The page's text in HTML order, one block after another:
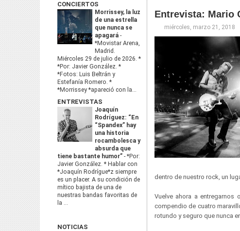
CONCIERTOS
Morrissey, la luz
de una estrella
que nunca se
apagará -
*Movistar Arena,
Madrid.
Miércoles 29 de julio de 2026. *
*Por: Javier González. *
*Fotos: Luis Beltrán y
Estefanía Romero. *
*Morrissey *apareció con la...
ENTREVISTAS
Joaquín
Rodríguez: “En
“Spandex” hay
una historia
rocambolesca y
absurda que
tiene bastante humor” -*Por:
Javier González. * Hablar con
*Joaquín Rodrígue*z siempre
es un placer. A su condición de
mítico bajista de una de
nuestras bandas favoritas de
la ...
NOTICIAS
Entrevista: Mario
miércoles, marzo 21, 2018
dentro de nuestro rock, un
Vuelve ahora a entregarnos
compendio de cuatro
rotundo y seguro que nunca